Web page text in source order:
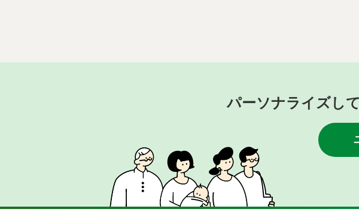
パーソナライズし